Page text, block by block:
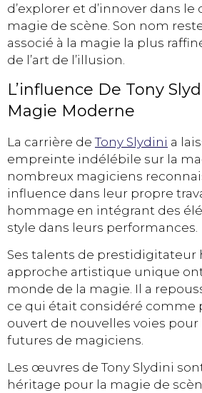
d’explorer et d’innover dans le
magie de scène. Son nom
associé à la magie la plus
de l’art de l’illusion.
L’influence De Tony
Magie Moderne
La carrière deTony Slydini a
empreinte indélébile sur la
nombreux magiciens
influence dans leur propre
hommage en intégrant des
style dans leurs performances.
Ses talents de prestidigitateur
approche artistique unique
monde de la magie. Il a
ce qui était considéré comme
ouvert de nouvelles voies
futures de magiciens.
Les œuvres de Tony Slydini
héritage pour la magie de